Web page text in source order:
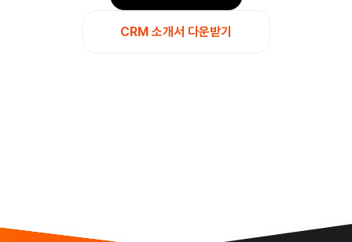
CRM 소개서 다운받기